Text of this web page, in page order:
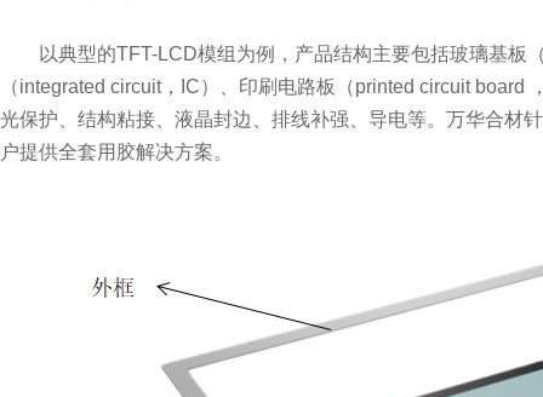
以典型的TFT-LCD模组为例，产品结构主要包括玻璃基板
（integrated circuit，IC）、印刷电路板（printed circuit
光保护、结构粘接、液晶封边、排线补强、导电等。万华合材
户提供全套用胶解决方案。